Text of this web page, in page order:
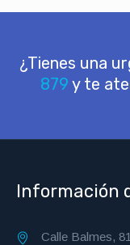
¿Tienes una
879 y te
Información
Calle Balmes, 81